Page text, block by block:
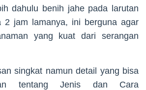
dahulu benih jahe pada larutan
2 jam lamanya, ini berguna agar
yang kuat dari serangan
singkat namun detail yang bisa
tentang Jenis dan Cara